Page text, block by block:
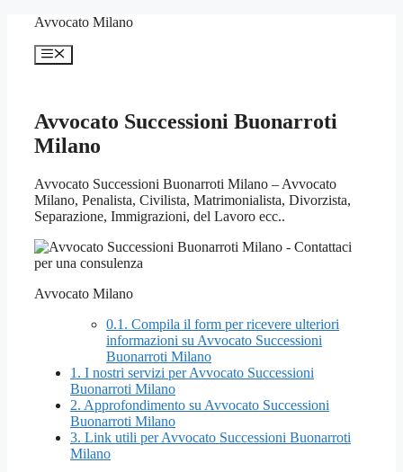
contenuto
Avvocato Milano
Menu
Avvocato Successioni Buonarroti
Milano
Avvocato Successioni Buonarroti Milano – Avvocato
Milano, Penalista, Civilista, Matrimonialista, Divorzista,
Separazione, Immigrazioni, del Lavoro ecc..
Avvocato Milano
0.1. Compila il form per ricevere ulteriori
informazioni su Avvocato Successioni
Buonarroti Milano
1. I nostri servizi per Avvocato Successioni
Buonarroti Milano
2. Approfondimento su Avvocato Successioni
Buonarroti Milano
3. Link utili per Avvocato Successioni Buonarroti
Milano